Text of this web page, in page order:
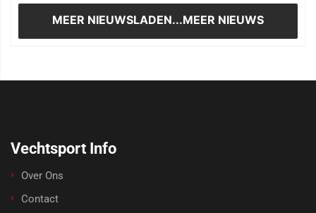
MEER NIEUWSLADEN...MEER NIEUWS
Vechtsport Info
Over Ons
Contact